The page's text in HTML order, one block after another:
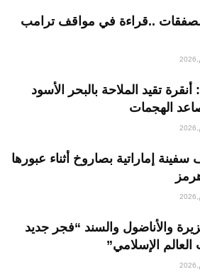
..قراءة في مواقف ترامب
أنقرة تقيد الملاحة بالبحر الأسود
الهجمات
سفينة إماراتية بصاروخ أثناء عبورها
والأناضول والسند “فجر جديد
الإسلامي”